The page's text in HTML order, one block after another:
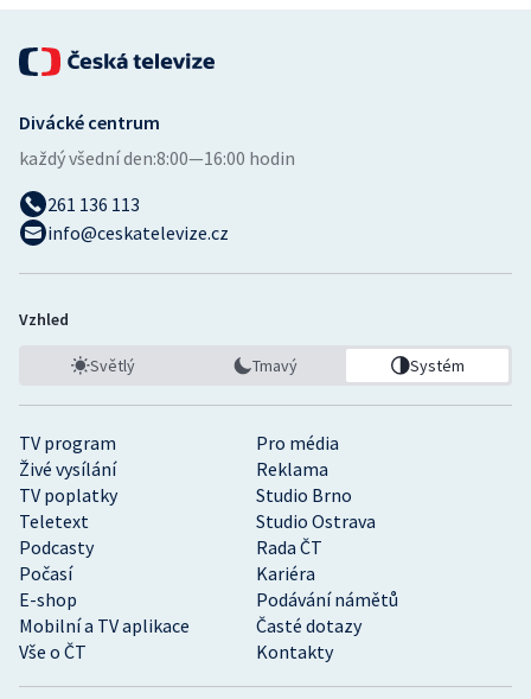
TV program
Pro média
Živé vysílání
Reklama
TV poplatky
Studio Brno
Teletext
Studio Ostrava
Podcasty
Rada ČT
Počasí
Kariéra
E-shop
Podávání námětů
Mobilní a TV aplikace
Časté dotazy
Vše o ČT
Kontakty
Divácké centrum
každý všední den:8:00—16:00 hodin
261 136 113
info@ceskatelevize.cz
Vzhled
Světlý Tmavý Systém